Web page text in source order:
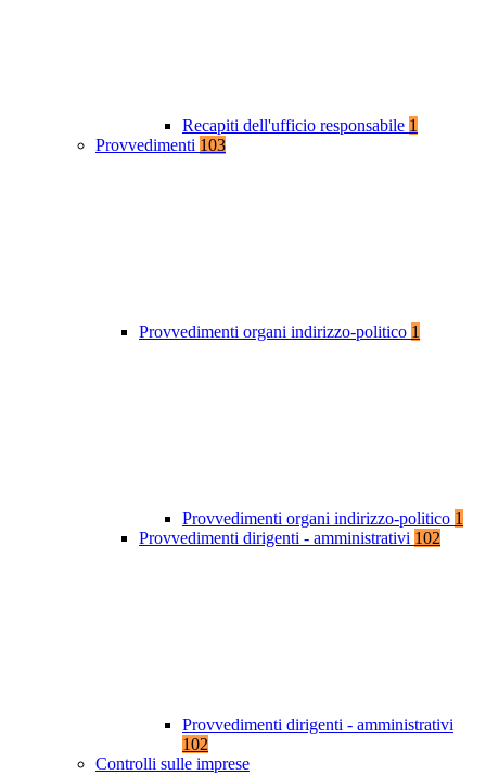
Recapiti dell'ufficio responsabile 1
Provvedimenti 103
Provvedimenti organi indirizzo-politico 1
Provvedimenti organi indirizzo-politico 1
Provvedimenti dirigenti - amministrativi 102
Provvedimenti dirigenti - amministrativi
102
Controlli sulle imprese